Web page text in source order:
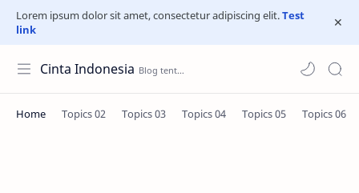
Lorem ipsum dolor sit amet, consectetur adipiscing elit.Test
link
Cinta Indonesia